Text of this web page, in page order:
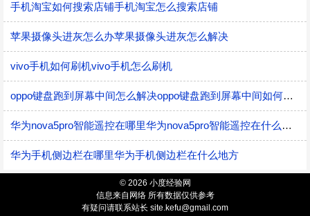
手机淘宝如何搜索店铺手机淘宝怎么搜索店铺
苹果摄像头进灰怎么办苹果摄像头进灰怎么解决
vivo手机如何刷机vivo手机怎么刷机
oppo键盘跑到屏幕中间怎么解决oppo键盘跑到屏幕中间如何解决
华为nova5pro智能遥控在哪里华为nova5pro智能遥控在什么地方
华为手机侧边栏在哪里华为手机侧边栏在什么地方
© 2026 小度经验网
信息来自网络 所有数据仅供参考
有疑问请联系站长 site.kefu@gmail.com